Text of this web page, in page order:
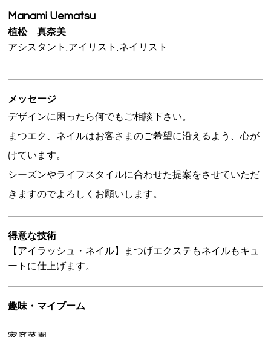
Manami Uematsu
植松 真奈美
アシスタント,アイリスト,ネイリスト
メッセージ
デザインに困ったら何でもご相談下さい。
まつエク、ネイルはお客さまのご希望に沿えるよう、心が
けています。
シーズンやライフスタイルに合わせた提案をさせていただ
きますのでよろしくお願いします。
得意な技術
【アイラッシュ・ネイル】まつげエクステもネイルもキュ
ートに仕上げます。
趣味・マイブーム